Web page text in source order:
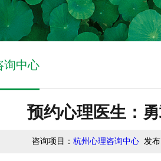
询中心
预约心理医生：
咨询项目： 杭州心理咨询中心 发布